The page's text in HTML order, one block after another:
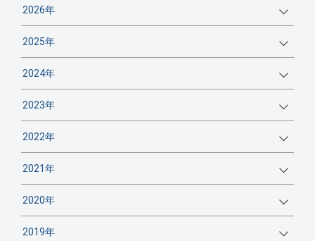
2026年
2025年
2024年
2023年
2022年
2021年
2020年
2019年